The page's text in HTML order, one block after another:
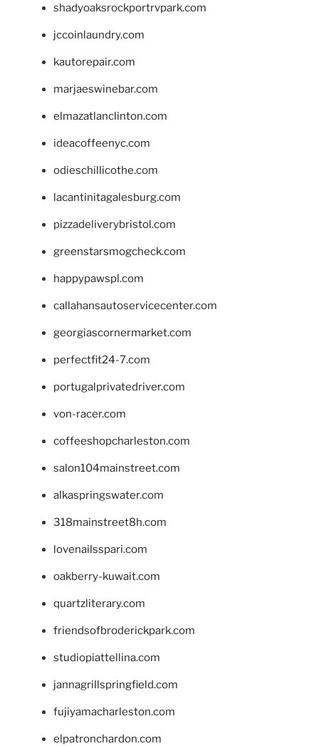
shadyoaksrockportrvpark.com
jccoinlaundry.com
kautorepair.com
marjaeswinebar.com
elmazatlanclinton.com
ideacoffeenyc.com
odieschillicothe.com
lacantinitagalesburg.com
pizzadeliverybristol.com
greenstarsmogcheck.com
happypawspl.com
callahansautoservicecenter.com
georgiascornermarket.com
perfectfit24-7.com
portugalprivatedriver.com
von-racer.com
coffeeshopcharleston.com
salon104mainstreet.com
alkaspringswater.com
318mainstreet8h.com
lovenailsspari.com
oakberry-kuwait.com
quartzliterary.com
friendsofbroderickpark.com
studiopiattellina.com
jannagrillspringfield.com
fujiyamacharleston.com
elpatronchardon.com